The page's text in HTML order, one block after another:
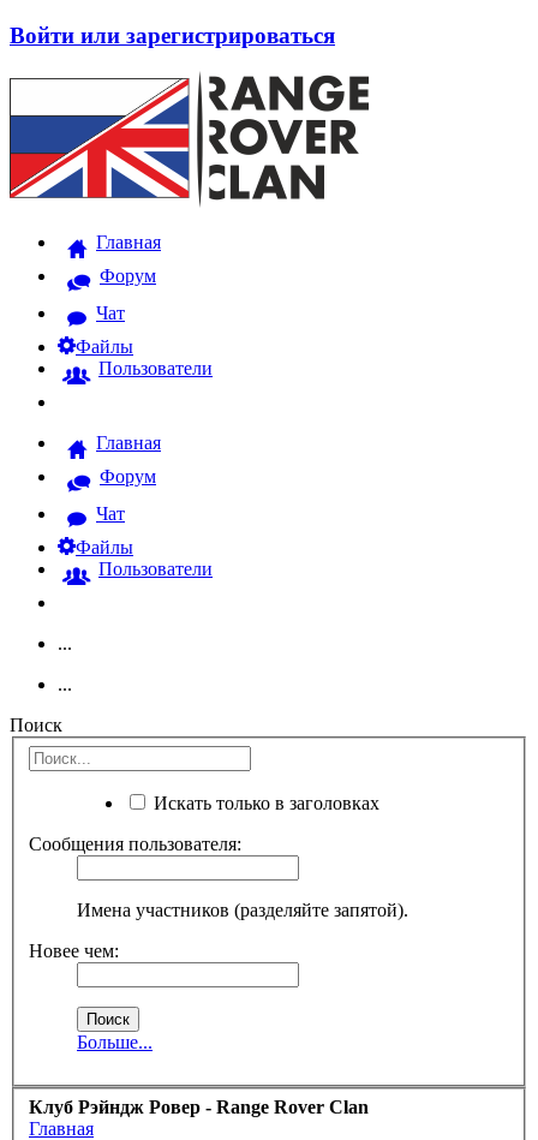
Войти или зарегистрироваться
Главная
Форум
Чат
Файлы
Пользователи
Главная
Форум
Чат
Файлы
Пользователи
...
...
Поиск
Искать только в заголовках
Сообщения пользователя:
Имена участников (разделяйте запятой).
Новее чем:
Больше...
Клуб Рэйндж Ровер - Range Rover Clan
Главная